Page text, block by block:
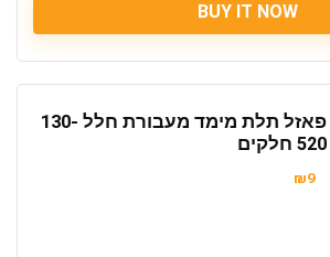
BUY IT NOW
פאזל תלת מימד מעבורת חלל 130-
520 חלקים
₪9